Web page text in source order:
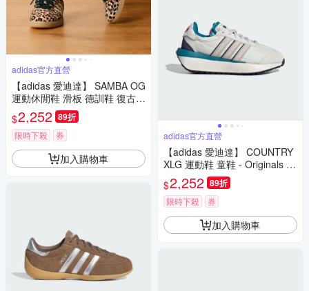
adidas官方直營
【adidas 愛迪達】 SAMBA OG
運動休閒鞋 滑板 德訓鞋 復古
女鞋 - Originals KI6674
$2,252 89折
限時下殺 券
加入購物車
adidas官方直營
【adidas 愛迪達】 COUNTRY
XLG 運動鞋 童鞋 - Originals IF
4225
$2,252 89折
限時下殺 券
加入購物車